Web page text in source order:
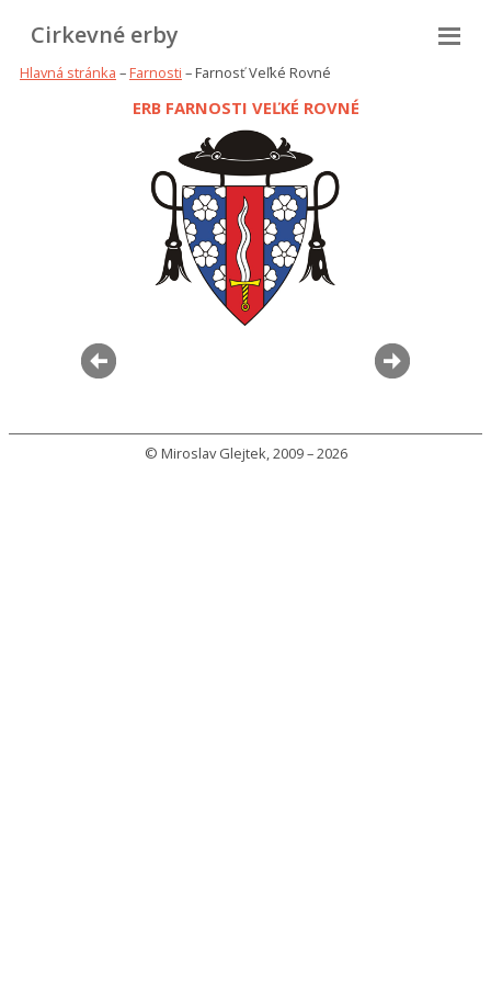
Cirkevné erby
Hlavná stránka –Farnosti – Farnosť Veľké Rovné
ERB FARNOSTI VEĽKÉ ROVNÉ
© Miroslav Glejtek, 2009 – 2026